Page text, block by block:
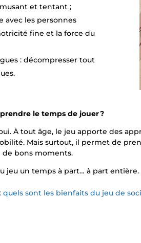
et tentant ;
avec les personnes
fine et la force du
: décompresser tout
le temps de jouer ?
À tout âge, le jeu apporte des
Mais surtout, il permet de
bons moments.
jeu un temps à part… à part entière.
quels sont les bienfaits du jeu de